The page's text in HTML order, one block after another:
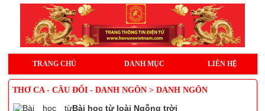
TRANG CHỦ DANH MỤC LIÊN HỆ
THƠ CA - CÂU ĐỐI - DANH NGÔN > DANH NGÔN
Bài học từ loài Ngỗng trời